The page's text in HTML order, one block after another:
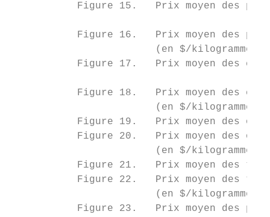
Figure 15.   Prix moyen des
Figure 16.   Prix moyen des
(en $/
Figure 17.   Prix moyen des
Figure 18.   Prix moyen des
(en $/
Figure 19.   Prix moyen des
Figure 20.   Prix moyen des
(en $/
Figure 21.   Prix moyen des
Figure 22.   Prix moyen des
(en $/
Figure 23.   Prix moyen des